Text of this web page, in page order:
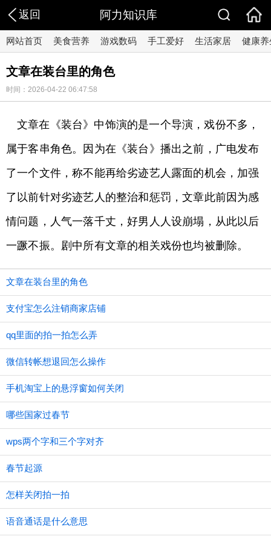
返回 阿力知识库
网站首页 美食营养 游戏数码 手工爱好 生活家居 健康养
文章在装台里的角色
时间：2026-04-22 06:47:58
文章在《装台》中饰演的是一个导演，戏份不多，
属于客串角色。因为在《装台》播出之前，广电发布
了一个文件，称不能再给劣迹艺人露面的机会，加强
了以前针对劣迹艺人的整治和惩罚，文章此前因为感
情问题，人气一落千丈，好男人人设崩塌，从此以后
一蹶不振。剧中所有文章的相关戏份也均被删除。
文章在装台里的角色
支付宝怎么注销商家店铺
qq里面的拍一拍怎么弄
微信转帐想退回怎么操作
手机淘宝上的悬浮窗如何关闭
哪些国家过春节
wps两个字和三个字对齐
春节起源
怎样关闭拍一拍
语音通话是什么意思